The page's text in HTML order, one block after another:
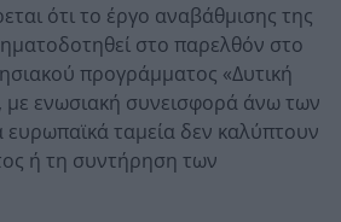
ότι το έργο αναβάθμισης της
στο παρελθόν στο
προγράμματος «Δυτική
με ενωσιακή συνεισφορά άνω των
ταμεία δεν καλύπτουν
ή τη συντήρηση των